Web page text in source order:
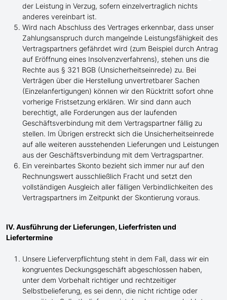
der Leistung in Verzug, sofern einzelvertraglich nichts
anderes vereinbart ist.
Wird nach Abschluss des Vertrages erkennbar, dass unser
Zahlungsanspruch durch mangelnde Leistungsfähigkeit des
Vertragspartners gefährdet wird (zum Beispiel durch Antrag
auf Eröffnung eines Insolvenzverfahrens), stehen uns die
Rechte aus § 321 BGB (Unsicherheitseinrede) zu. Bei
Verträgen über die Herstellung unvertretbarer Sachen
(Einzelanfertigungen) können wir den Rücktritt sofort ohne
vorherige Fristsetzung erklären. Wir sind dann auch
berechtigt, alle Forderungen aus der laufenden
Geschäftsverbindung mit dem Vertragspartner fällig zu
stellen. Im Übrigen erstreckt sich die Unsicherheitseinrede
auf alle weiteren ausstehenden Lieferungen und Leistungen
aus der Geschäftsverbindung mit dem Vertragspartner.
Ein vereinbartes Skonto bezieht sich immer nur auf den
Rechnungswert ausschließlich Fracht und setzt den
vollständigen Ausgleich aller fälligen Verbindlichkeiten des
Vertragspartners im Zeitpunkt der Skontierung voraus.
IV. Ausführung der Lieferungen, Lieferfristen und
Liefertermine
Unsere Lieferverpflichtung steht in dem Fall, dass wir ein
kongruentes Deckungsgeschäft abgeschlossen haben,
unter dem Vorbehalt richtiger und rechtzeitiger
Selbstbelieferung, es sei denn, die nicht richtige oder